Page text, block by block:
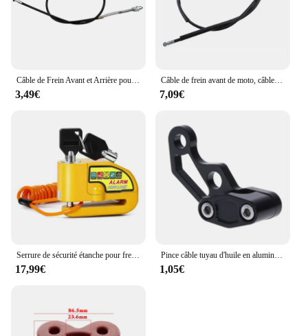
3,49€
Câble de frein avant de moto, câble de frein à tambour avant pour YAMAHA PW50 Y-Zinger 50 PW 50 PY50
7,09€
17,99€
Pince câble tuyau d'huile en aluminium, pinces ligne câble frein pour livraison directe
1,05€